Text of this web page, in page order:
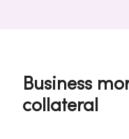
Business
collateral